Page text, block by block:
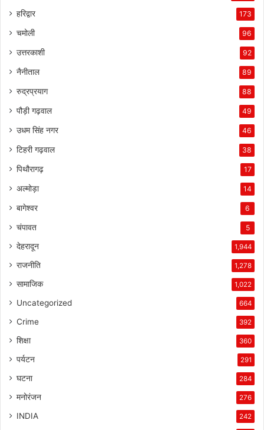
हरिद्वार 173
चमोली 96
उत्तरकाशी 92
नैनीताल 89
रुद्रप्रयाग 88
पौड़ी गढ़वाल 49
उधम सिंह नगर 46
टिहरी गढ़वाल 38
पिथौरागढ़ 17
अल्मोड़ा 14
बागेश्वर 6
चंपावत 5
देहरादून 1,944
राजनीति 1,278
सामाजिक 1,022
Uncategorized 664
Crime 392
शिक्षा 360
पर्यटन 291
घटना 284
मनोरंजन 276
INDIA 242